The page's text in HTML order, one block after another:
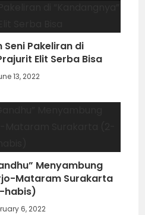
Seni Pakeliran di
Elit Serba Bisa
13, 2022
Menyambung
Mataram Surakarta
habis)
6, 2022